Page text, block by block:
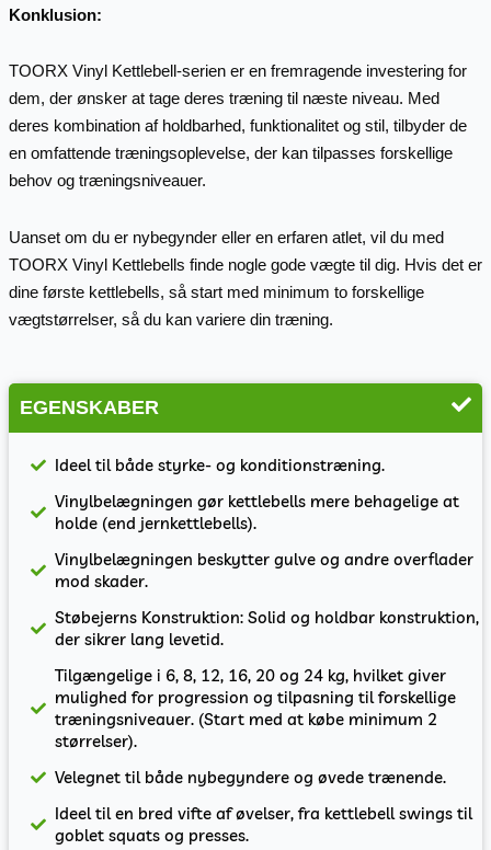
Konklusion:
TOORX Vinyl Kettlebell-serien er en fremragende investering for
dem, der ønsker at tage deres træning til næste niveau. Med
deres kombination af holdbarhed, funktionalitet og stil, tilbyder de
en omfattende træningsoplevelse, der kan tilpasses forskellige
behov og træningsniveauer.
Uanset om du er nybegynder eller en erfaren atlet, vil du med
TOORX Vinyl Kettlebells finde nogle gode vægte til dig. Hvis det er
dine første kettlebells, så start med minimum to forskellige
vægtstørrelser, så du kan variere din træning.
EGENSKABER
Ideel til både styrke- og konditionstræning.
Vinylbelægningen gør kettlebells mere behagelige at
holde (end jernkettlebells).
Vinylbelægningen beskytter gulve og andre overflader
mod skader.
Støbejerns Konstruktion: Solid og holdbar konstruktion,
der sikrer lang levetid.
Tilgængelige i 6, 8, 12, 16, 20 og 24 kg, hvilket giver
mulighed for progression og tilpasning til forskellige
træningsniveauer. (Start med at købe minimum 2
størrelser).
Velegnet til både nybegyndere og øvede trænende.
Ideel til en bred vifte af øvelser, fra kettlebell swings til
goblet squats og presses.